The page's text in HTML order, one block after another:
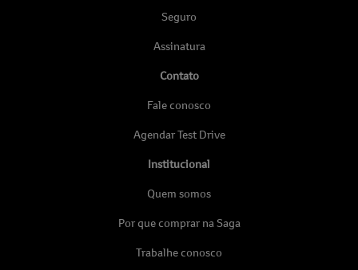
Seguro
Assinatura
Contato
Fale conosco
Agendar Test Drive
Institucional
Quem somos
Por que comprar na Saga
Trabalhe conosco